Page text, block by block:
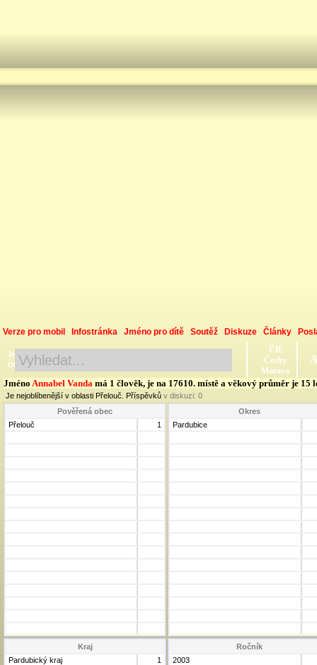
Verze pro mobil Infostránka Jméno pro dítě Soutěž Diskuze Články
Jméno Annabel Vanda má 1 člověk, je na 17610. místě a věkový průměr je 15
Je nejoblíbenější v oblasti Přelouč. Příspěvků v diskuzi: 0
Jméno, Příjmení, Obec
Okres, Kraj, Ročník
ČR
Čechy
Morava
Pověřená obec
Přelouč
1
Okres
Pardubice
Kraj
Pardubický kraj
1
Ročník
2003